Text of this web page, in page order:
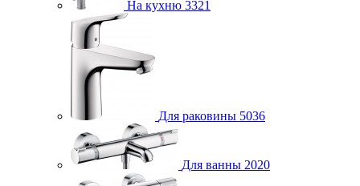
На кухню 3321
Для раковины 5036
Для ванны 2020